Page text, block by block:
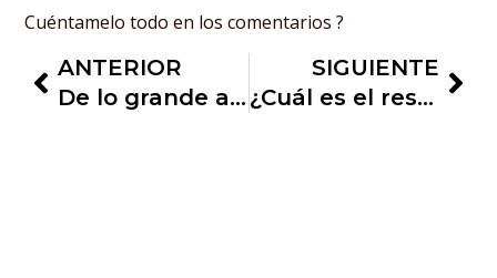
Cuéntamelo todo en los comentarios ?
ANTERIOR
De lo grande a lo pequeño
SIGUIENTE
¿Cuál es el resultado de esta expresión?